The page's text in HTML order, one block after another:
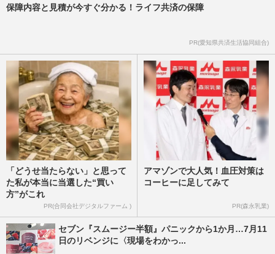
保障内容と見積が今すぐ分かる！ライフ共済の保障
PR(愛知県共済生活協同組合)
「どうせ当たらない」と思って
た私が本当に当選した“買い
方”がこれ
PR(合同会社デジタルファーム )
アマゾンで大人気！血圧対策は
コーヒーに足してみて
PR(森永乳業)
セブン『スムージー半額』パニックから1か月…7月11
日のリベンジに〈現場をわかっ...